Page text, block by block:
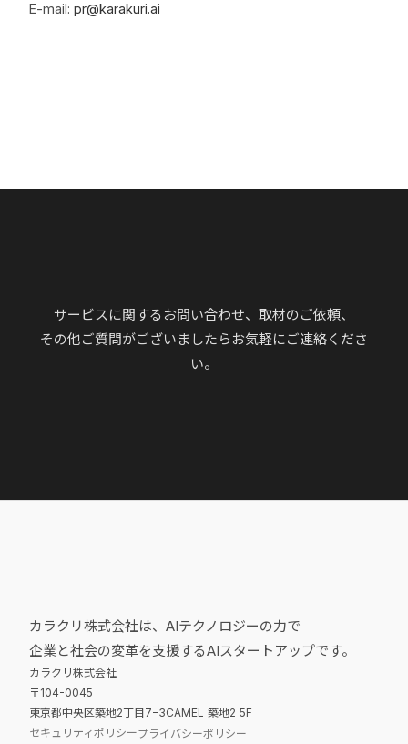
E-mail: pr@karakuri.ai
サービスに関するお問い合わせ、取材のご依頼、
その他ご質問がございましたらお気軽にご連絡くださ
い。
カラクリ株式会社は、AIテクノロジーの力で
企業と社会の変革を支援するAIスタートアップです。
カラクリ株式会社
〒104-0045
東京都中央区築地2丁目7−3CAMEL 築地2 5F
セキュリティポリシープライバシーポリシー